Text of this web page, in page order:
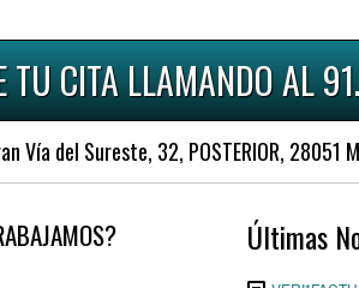
TU CITA LLAMANDO AL
Vía del Sureste, 32, POSTERIOR,
Últimas